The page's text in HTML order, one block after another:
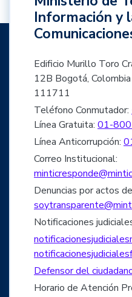
Información y
Edificio Murillo Toro
12B Bogotá,
111711
Teléfono Conmutador:
Línea Gratuita: 01-
Línea Anticorrupción:
Correo Institucional:
Denuncias por actos
Notificaciones
Defensor del
Horario de Atención